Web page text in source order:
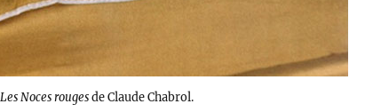
Les Noces rougesde Claude Chabrol.